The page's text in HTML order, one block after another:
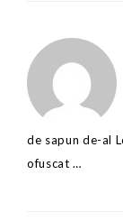
de sapun de-al
ofuscat …